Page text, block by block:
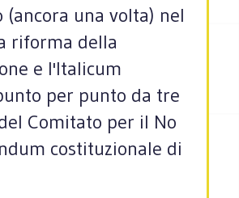
(ancora una volta) nel
riforma della
e l'Italicum
per punto da tre
Comitato per il No
costituzionale di